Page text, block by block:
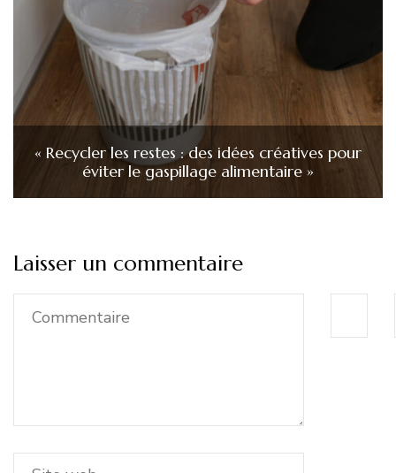
« Recycler les restes : des idées créatives pour
éviter le gaspillage alimentaire »
Laisser un commentaire